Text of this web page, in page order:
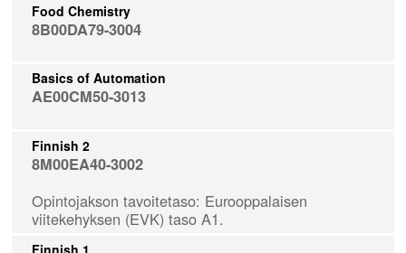
Food Chemistry
8B00DA79-3004
Basics of Automation
AE00CM50-3013
Finnish 2
8M00EA40-3002
Opintojakson tavoitetaso: Eurooppalaisen
viitekehyksen (EVK) taso A1.